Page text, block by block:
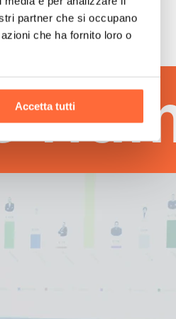
partner che si occupano
che ha fornito loro o
Accetta tutti